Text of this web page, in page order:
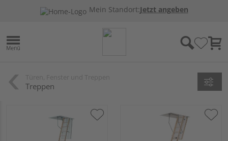
Mein Standort:Jetzt angeben
Treppen